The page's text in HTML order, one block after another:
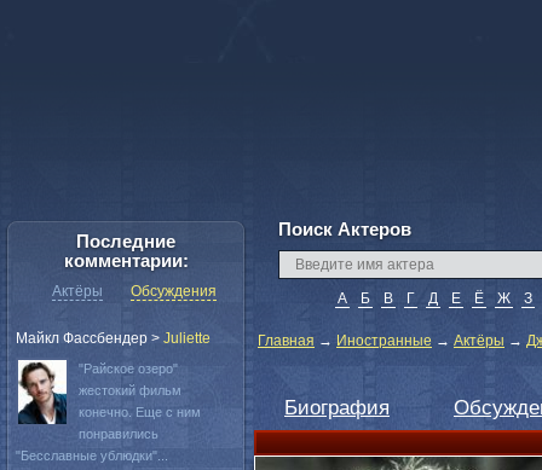
Поиск Актеров
А Б В Г Д Е Ё Ж З
Главная → Иностранные → Актёры →
Биография
Последние
комментарии:
Актёры Обсуждения
Майкл Фассбендер > Juliette
"Райское озеро"
жестокий фильм
конечно. Еще с ним
понравились
"Бесславные ублюдки"...